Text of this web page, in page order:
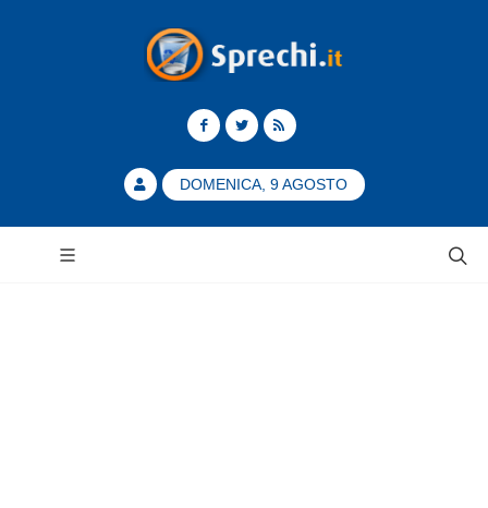
DOMENICA, 9 AGOSTO